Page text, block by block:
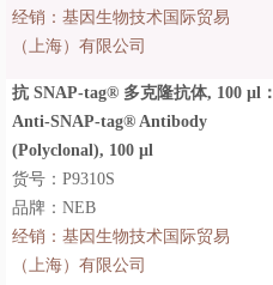
经销： 基因生物技术国际贸易
（上海）有限公司
抗 SNAP-tag® 多克隆抗体, 100 µl：
Anti-SNAP-tag® Antibody
(Polyclonal), 100 µl
货号：P9310S
品牌：NEB
经销： 基因生物技术国际贸易
（上海）有限公司